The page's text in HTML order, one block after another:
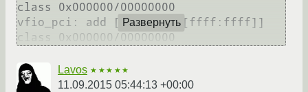
class 0x000000/00000000
vfio_pci: add [10de:0e09[ffff:ffff]]
Развернуть
Lavos ★★★★★
11.09.2015 05:44:13 +00:00